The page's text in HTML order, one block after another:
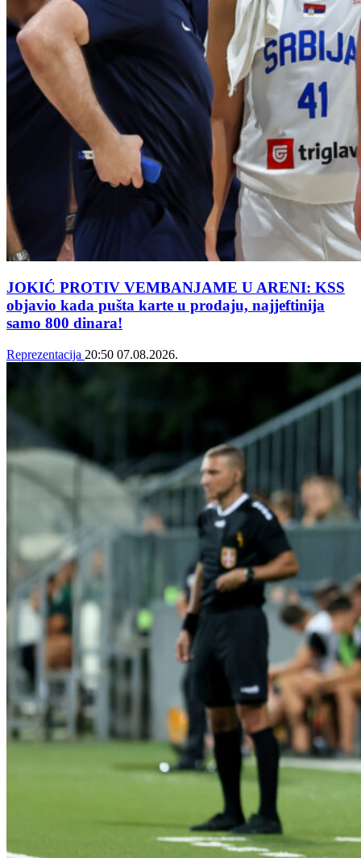
JOKIĆ PROTIV VEMBANJAME U ARENI: KSS
objavio kada pušta karte u prodaju, najjeftinija
samo 800 dinara!
Reprezentacija 20:50 07.08.2026.